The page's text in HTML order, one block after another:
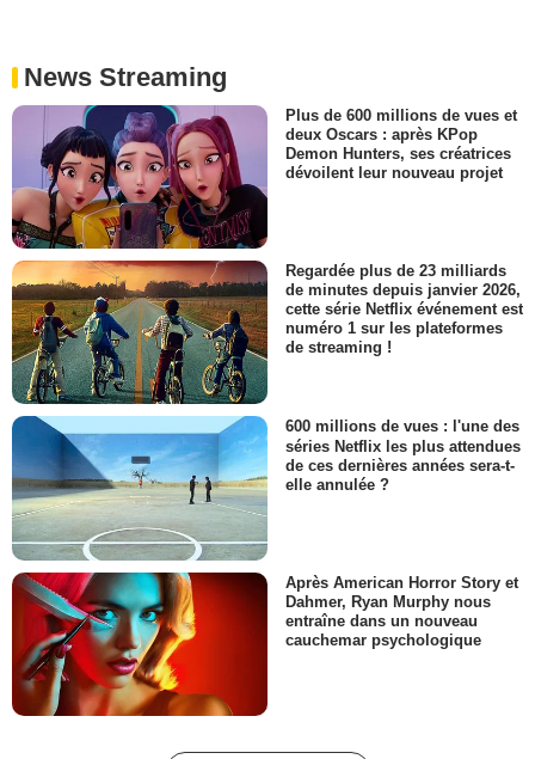
News Streaming
Plus de 600 millions de vues et
deux Oscars : après KPop
Demon Hunters, ses créatrices
dévoilent leur nouveau projet
Regardée plus de 23 milliards
de minutes depuis janvier 2026,
cette série Netflix événement est
numéro 1 sur les plateformes
de streaming !
600 millions de vues : l'une des
séries Netflix les plus attendues
de ces dernières années sera-t-
elle annulée ?
Après American Horror Story et
Dahmer, Ryan Murphy nous
entraîne dans un nouveau
cauchemar psychologique